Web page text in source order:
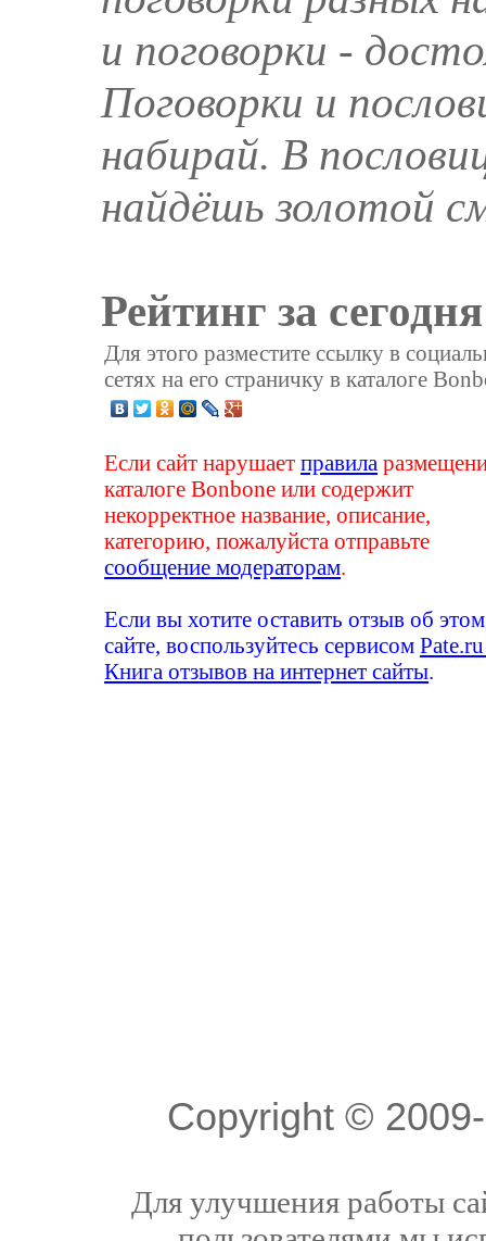
и поговорки -
Поговорки и
набирай. В
найдёшь золотой
Рейтинг за
Для этого разместите ссылку в
сетях на его страничку в каталоге
Если сайт нарушаетправила
каталоге Bonbone или содержит
некорректное название, описание,
категорию, пожалуйста отправьте
сообщение модераторам
Если вы хотите оставить отзыв об этом
сайте, воспользуйтесь сервисом
Книга отзывов на интернет сайты
Copyright ©
Для улучшения работы